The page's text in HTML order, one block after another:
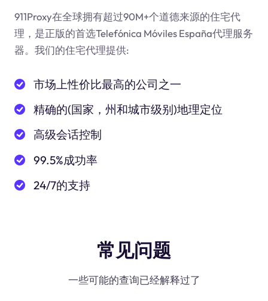
911Proxy在全球拥有超过90M+个道德来源的住宅代
理，是正版的首选Telefónica Móviles España代理服务
器。我们的住宅代理提供:
市场上性价比最高的公司之一
精确的(国家，州和城市级别)地理定位
高级会话控制
99.5%成功率
24/7的支持
常见问题
一些可能的查询已经解释过了